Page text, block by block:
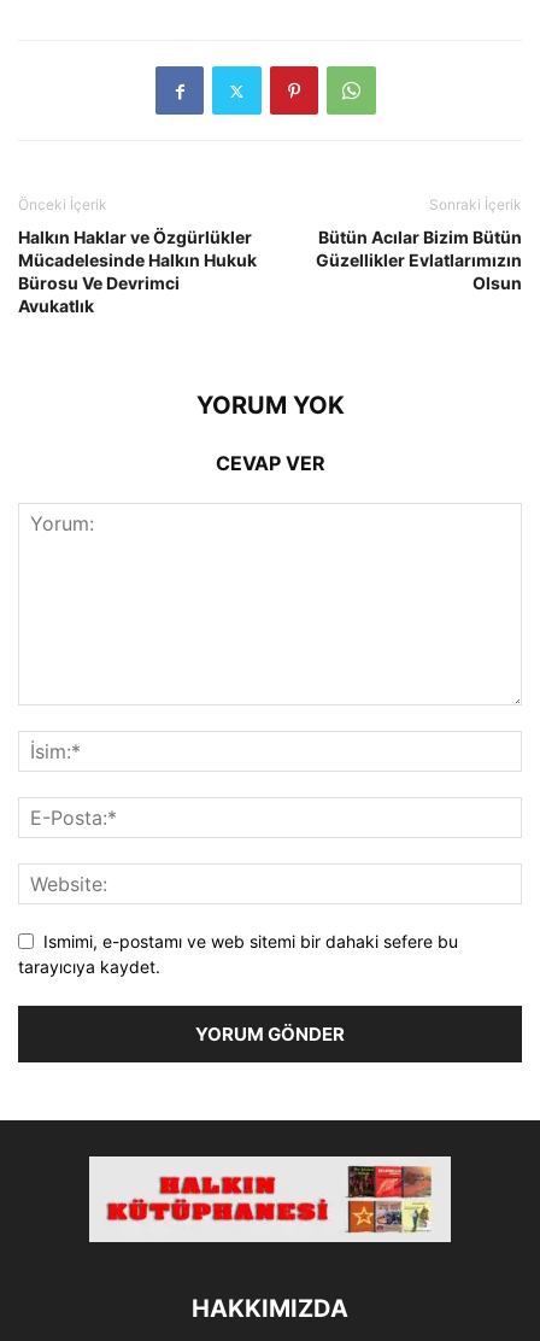
Önceki İçerik
Halkın Haklar ve Özgürlükler
Mücadelesinde Halkın Hukuk
Bürosu Ve Devrimci
Avukatlık
Sonraki İçerik
Bütün Acılar Bizim Bütün
Güzellikler Evlatlarımızın
Olsun
YORUM YOK
CEVAP VER
Ismimi, e-postamı ve web sitemi bir dahaki sefere bu
tarayıcıya kaydet.
HAKKIMIZDA